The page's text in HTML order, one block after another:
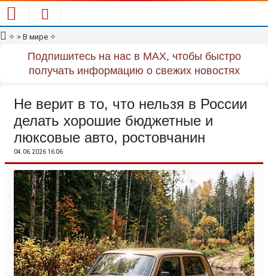
✧ > В мире ✧
Подпишитесь на нас в MAX, чтобы быстро
получать информацию о свежих новостях
Не верит в то, что нельзя в России
делать хорошие бюджетные и
люксовые авто, ростовчанин
04.06.2026 16:06